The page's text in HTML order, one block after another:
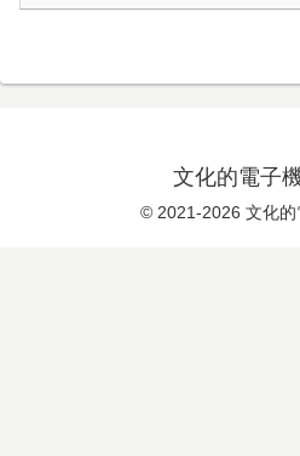
文化的電子
© 2021-2026 文化的